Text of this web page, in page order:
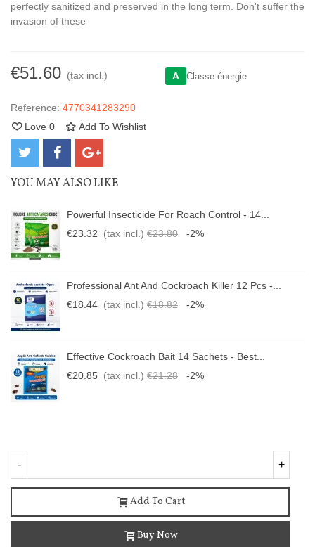
perfectly sanitized and preserved in the long term. Don't suffer the
invasion of these
€51.60 (tax incl.) A Classe énergie
Reference: 4770341283290
Love 0 Add To Wishlist
YOU MAY ALSO LIKE
Powerful Insecticide For Roach Control - 14...
€23.32
(tax incl.) €23.80 -2%
Professional Ant And Cockroach Killer 12 Pcs -...
€18.44 (tax incl.) €18.82 -2%
Effective Cockroach Bait 14 Sachets - Best...
€20.85 (tax incl.) €21.28 -2%
- +
Add To Cart
Buy Now